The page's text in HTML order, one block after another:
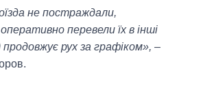
не постраждали,
перевели їх в інші
продовжує рух за графіком», –